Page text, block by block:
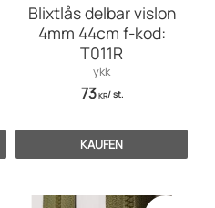
Blixtlås delbar vislon
4mm 44cm f-kod:
T011R
ykk
73KR/st.
KAUFEN